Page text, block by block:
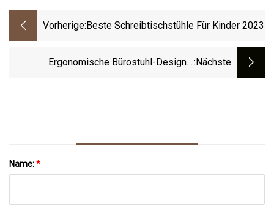
Vorherige: Beste Schreibtischstühle Für Kinder 2023
Ergonomische Bürostuhl-Designs::nächste
Name:*